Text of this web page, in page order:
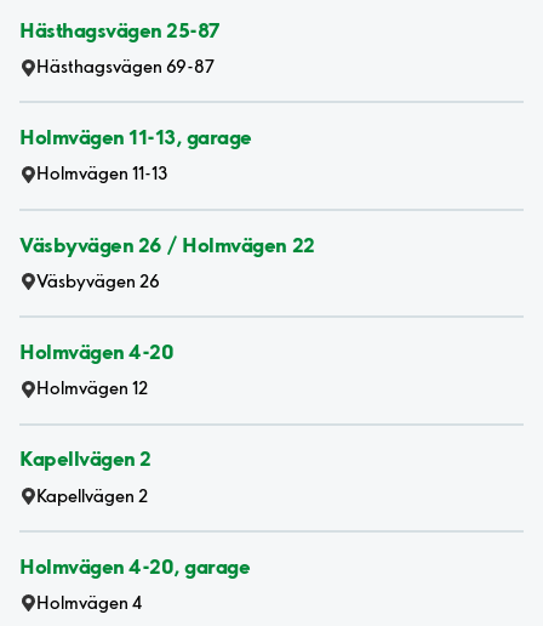
Hästhagsvägen 25-87
Hästhagsvägen 69-87
Holmvägen 11-13, garage
Holmvägen 11-13
Väsbyvägen 26 / Holmvägen 22
Väsbyvägen 26
Holmvägen 4-20
Holmvägen 12
Kapellvägen 2
Kapellvägen 2
Holmvägen 4-20, garage
Holmvägen 4